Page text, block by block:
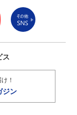
ス
！
ジン